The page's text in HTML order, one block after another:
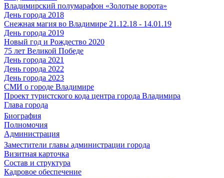
Владимирский полумарафон «Золотые ворота»
День города 2018
Снежная магия во Владимире 21.12.18 - 14.01.19
День города 2019
Новый год и Рождество 2020
75 лет Великой Победе
День города 2021
День города 2022
День города 2023
СМИ о городе Владимире
Проект туристского кода центра города Владимира
Глава города
Биография
Полномочия
Администрация
Заместители главы администрации города
Визитная карточка
Состав и структура
Кадровое обеспечение